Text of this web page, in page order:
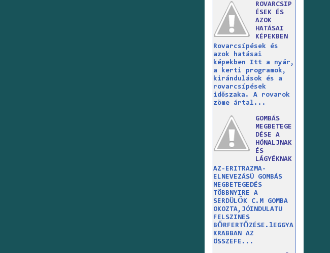
ROVARCSIP
ÉSEK ÉS
AZOK
HATÁSAI
KÉPEKBEN
Rovarcsípések és
azok hatásai
képekben Itt a nyár,
a kerti programok,
kirándulások és a
rovarcsípések
időszaka. A rovarok
zöme ártal...
GOMBÁS
MEGBETEGE
DÉSE A
HÓNALJNAK
ÉS
LÁGYÉKNAK
AZ-ERITRAZMA-
ELNEVEZÁSÜ GOMBÁS
MEGBETEGEDÉS
TÖBBNYIRE A
SERDÜLŐK C.M GOMBA
OKOZTA,JÓINDULATU
FELSZINES
BŐRFERTŐZÉSE.lEGGYA
KRABBAN AZ
ÖSSZEFE...